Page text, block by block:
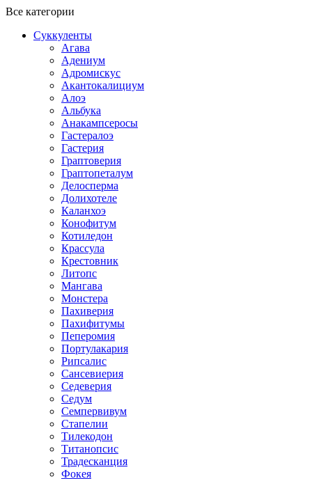
Все категории
Суккуленты
Агава
Адениум
Адромискус
Акантокалициум
Алоэ
Альбука
Анакампсеросы
Гастералоэ
Гастерия
Граптоверия
Граптопеталум
Делосперма
Долихотеле
Каланхоэ
Конофитум
Котиледон
Крассула
Крестовник
Литопс
Мангава
Монстера
Пахиверия
Пахифитумы
Пеперомия
Портулакария
Рипсалис
Сансевиерия
Седеверия
Седум
Семпервивум
Стапелии
Тилекодон
Титанопсис
Традесканция
Фокея